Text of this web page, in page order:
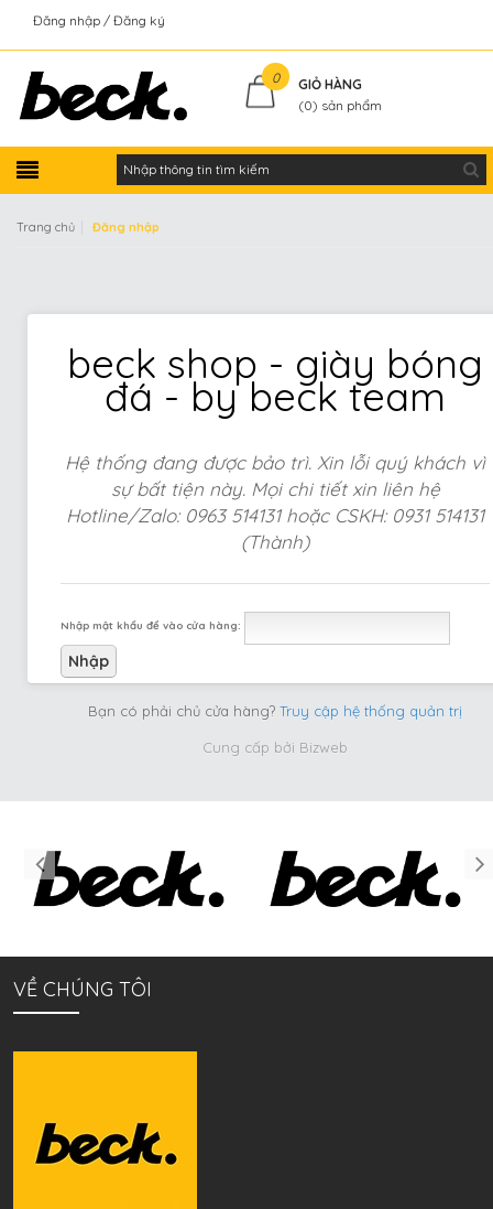
Đăng nhập Đăng ký
0
GIỎ HÀNG
(0) sản phẩm
Trang chủ Đăng nhập
beck shop - giày bóng
đá - by beck team
Hệ thống đang được bảo trì. Xin lỗi quý khách vì
sự bất tiện này. Mọi chi tiết xin liên hệ
Hotline/Zalo: 0963 514131 hoặc CSKH: 0931 514131
(Thành)
Nhập mật khẩu để vào cửa hàng:
Bạn có phải chủ cửa hàng? Truy cập hệ thống quản trị
Cung cấp bởi Bizweb
VỀ CHÚNG TÔI